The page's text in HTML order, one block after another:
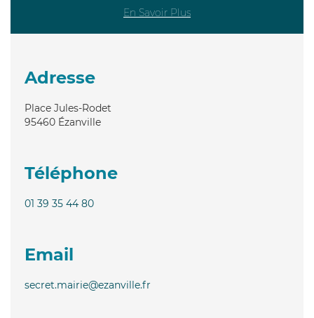
En Savoir Plus
Adresse
Place Jules-Rodet
95460 Ézanville
Téléphone
01 39 35 44 80
Email
secret.mairie@ezanville.fr